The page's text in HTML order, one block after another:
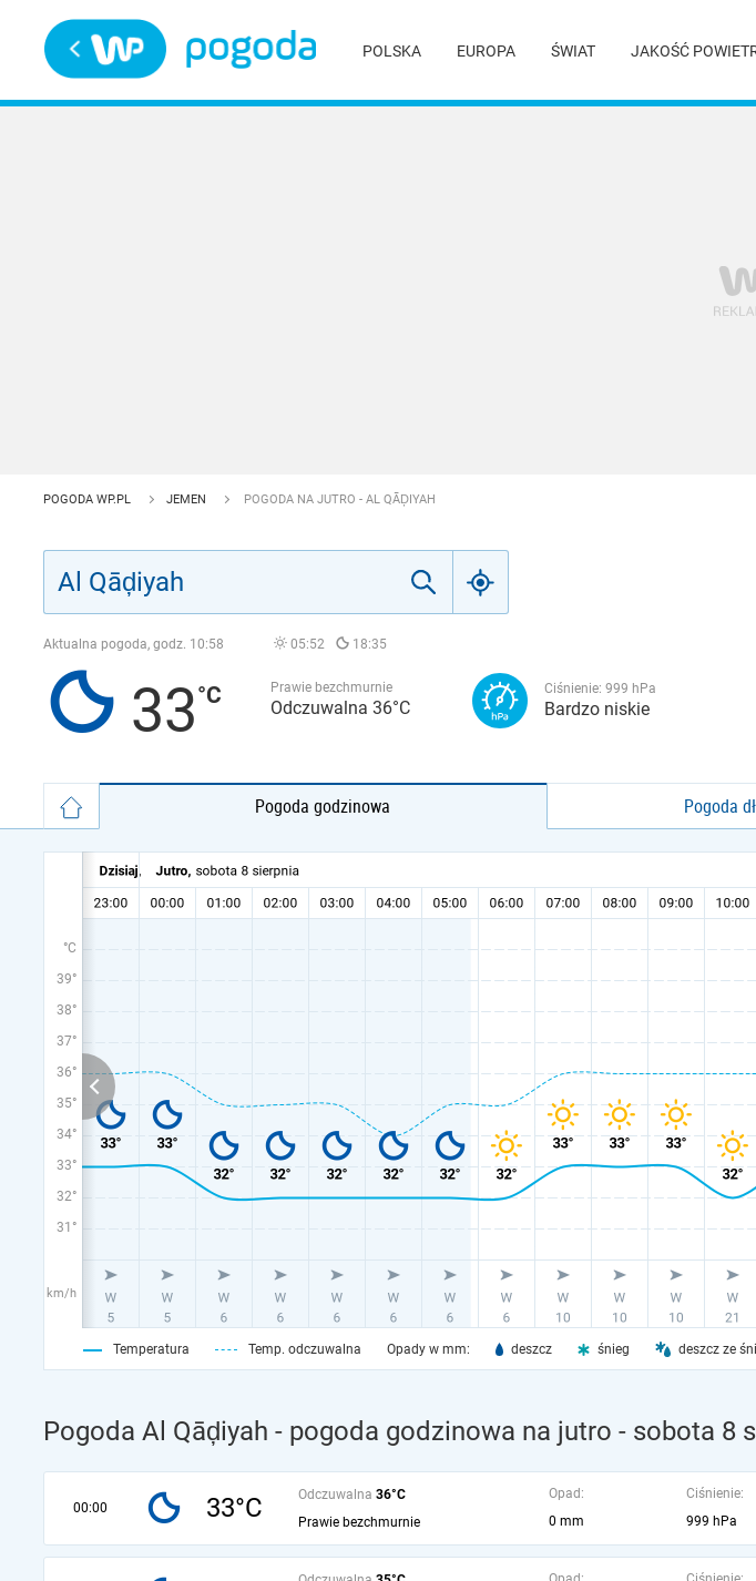
POLSKA EUROPA ŚWIAT JAKOŚĆ
POGODA WP.PL JEMEN POGODA NA JUTRO - AL QĀḐIYAH
Aktualna pogoda, godz. 10:58 05:52 18:35
33 Prawie bezchmurnie
Odczuwalna 36°C
Ciśnienie: 999 hPa
Bardzo niskie
Pogoda godzinowa Pogoda
°C
39°
38°
37°
36°
35°
34°
33°
32°
31°
km/h
Temperatura Temp. odczuwalna Opady w mm: deszcz śnieg deszcz ze
Pogoda Al Qāḑiyah - pogoda godzinowa na jutro - sobota 8
00:00 33°C Odczuwalna 36°C
Prawie bezchmurnie
Opad:
0 mm
Ciśnienie:
999 hPa